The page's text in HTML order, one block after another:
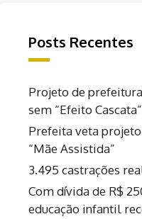
Posts Recentes
Projeto de
sem “Efeito Cascata”
Prefeita veta
“Mãe Assistida”
3.495 castrações
Com dívida de R$
educação infantil